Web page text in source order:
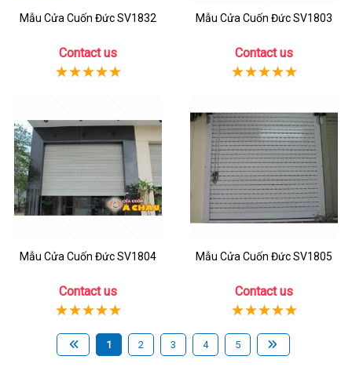
Mẫu Cửa Cuốn Đức SV1832
Contact us
Mẫu Cửa Cuốn Đức SV1803
Contact us
Mẫu Cửa Cuốn Đức SV1804
Contact us
Mẫu Cửa Cuốn Đức SV1805
Contact us
1 2 3 4 5